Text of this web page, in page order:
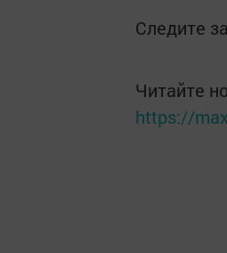
Следите
Читайте
https://